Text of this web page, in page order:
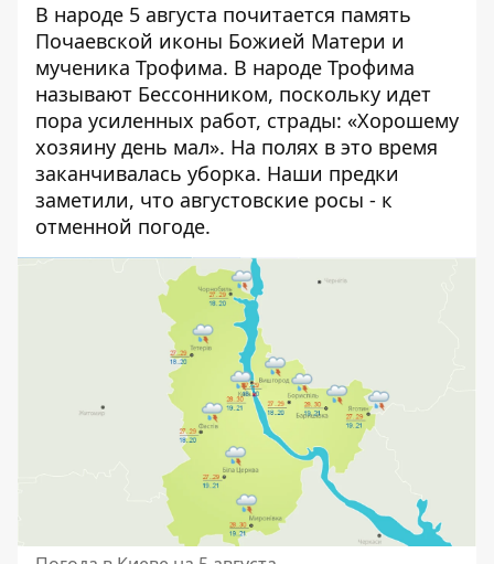
В народе 5 августа почитается память
Почаевской иконы Божией Матери и
мученика Трофима. В народе Трофима
называют Бессонником, поскольку идет
пора усиленных работ, страды: «Хорошему
хозяину день мал». На полях в это время
заканчивалась уборка. Наши предки
заметили, что августовские росы - к
отменной погоде.